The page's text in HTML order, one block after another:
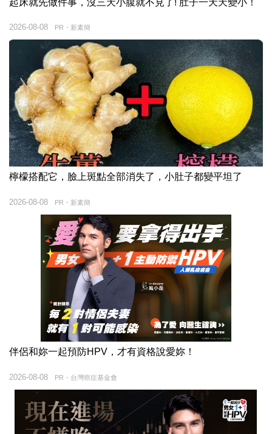
PR・新素簡
2026-08-08
檸檬搭配它，臉上斑點全部消失了，小肚子都變平坦了
PR・新素簡
2026-08-08
伴侶和妳一起預防HPV，才有資格說愛妳！
PR・台灣癌症基金會
2026-08-08